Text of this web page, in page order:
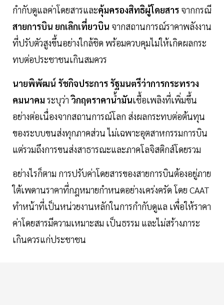
กำกับดูแลค่าโดยสารและคุ้มครองสิทธิผู้โดยสาร จากกรณี
สายการบิน ยกเลิกเที่ยวบิน จากสถานการณ์ราคาพลังงาน
ที่ปรับตัวสูงขึ้นอย่างใกล้ชิด พร้อมควบคุมไม่ให้เกิดผลกระ
ทบต่อประชาชนเกินสมควร
นายพิพัฒน์ รัชกิจประการ รัฐมนตรีว่าการกระทรวง
คมนาคม ระบุว่าวิกฤตราคาน้ำมันเชื้อเพลิงที่เพิ่มขึ้น
อย่างต่อเนื่องจากสถานการณ์โลก ส่งผลกระทบต่อต้นทุน
ของระบบขนส่งทุกภาคส่วน ไม่เฉพาะอุตสาหกรรมการบิน
แต่รวมถึงการขนส่งสาธารณะและภาคโลจิสติกส์โดยรวม
อย่างไรก็ตาม การปรับค่าโดยสารของสายการบินต้องอยู่ภาย
ใต้เพดานราคาที่กฎหมายกำหนดอย่างเคร่งครัด โดย CAAT
ทำหน้าที่เป็นหน่วยงานหลักในการกำกับดูแล เพื่อให้ราคา
ค่าโดยสารมีความเหมาะสม เป็นธรรม และไม่สร้างภาระ
เกินควรแก่ประชาชน